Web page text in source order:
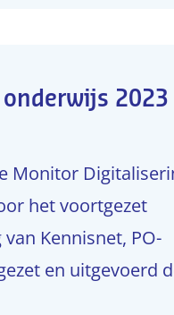
2023
Monitor
het voortgezet
Kennisnet, PO-
en uitgevoerd